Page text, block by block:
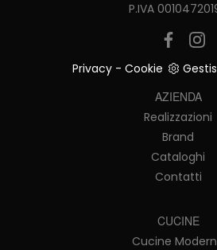
P.IVA
Privacy- Cookie
AZIENDA
Realizzazioni
Brand
Cataloghi
Contatti
CUCINE
Cucine